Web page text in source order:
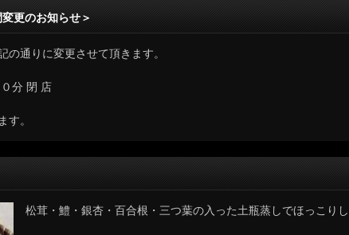
更のお知らせ＞
の通りに変更させて頂きます。
分 閉 店
す。
松茸・鱧・銀杏・百合根・三つ葉の入った土瓶蒸しでほっこりし